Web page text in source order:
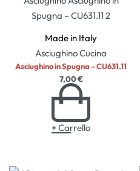
Made in Italy
AsciughinoCucina
Asciughino in Spugna – CU631.11
7,00€
+ Carrello